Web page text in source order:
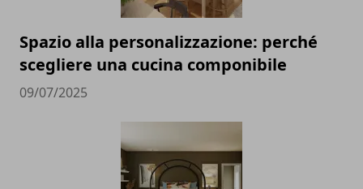
Spazio alla personalizzazione: perché
scegliere una cucina componibile
09/07/2025